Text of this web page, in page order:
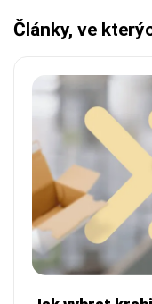
Články, ve